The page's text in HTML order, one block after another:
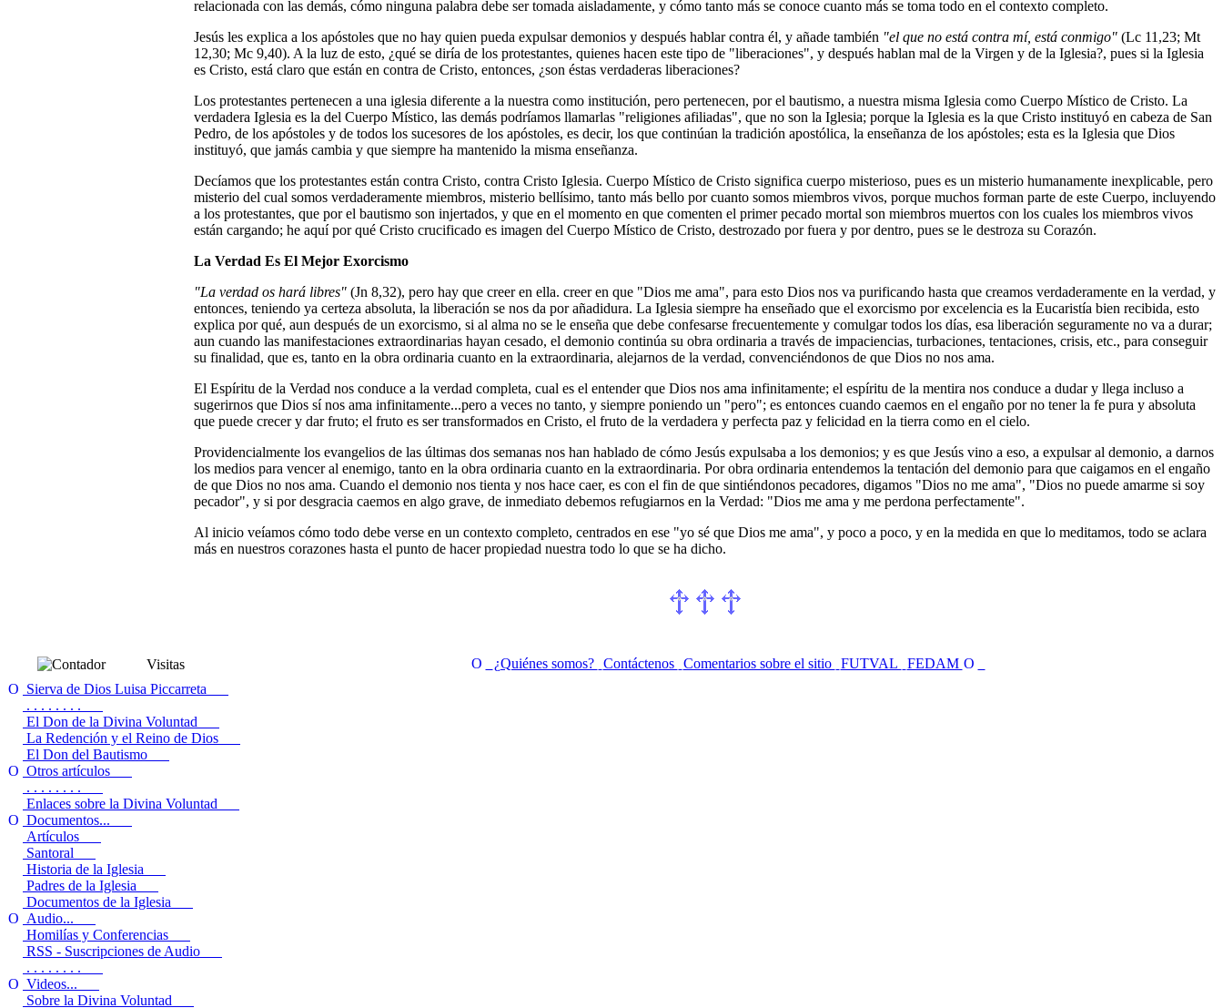
relacionada con las demás, cómo ninguna palabra debe ser tomada aisladamente, y cómo tanto más se conoce cuanto más se toma todo en el contexto completo.
Jesús les explica a los apóstoles que no hay quien pueda expulsar demonios y después hablar contra él, y añade también "el que no está contra mí, está conmigo" (Lc 11,23; Mt
12,30; Mc 9,40). A la luz de esto, ¿qué se diría de los protestantes, quienes hacen este tipo de "liberaciones", y después hablan mal de la Virgen y de la Iglesia?, pues si la Iglesia
es Cristo, está claro que están en contra de Cristo, entonces, ¿son éstas verdaderas liberaciones?
Los protestantes pertenecen a una iglesia diferente a la nuestra como institución, pero pertenecen, por el bautismo, a nuestra misma Iglesia como Cuerpo Místico de Cristo. La
verdadera Iglesia es la del Cuerpo Místico, las demás podríamos llamarlas "religiones afiliadas", que no son la Iglesia; porque la Iglesia es la que Cristo instituyó en cabeza de San
Pedro, de los apóstoles y de todos los sucesores de los apóstoles, es decir, los que continúan la tradición apostólica, la enseñanza de los apóstoles; esta es la Iglesia que Dios
instituyó, que jamás cambia y que siempre ha mantenido la misma enseñanza.
Decíamos que los protestantes están contra Cristo, contra Cristo Iglesia. Cuerpo Místico de Cristo significa cuerpo misterioso, pues es un misterio humanamente inexplicable, pero
misterio del cual somos verdaderamente miembros, misterio bellísimo, tanto más bello por cuanto somos miembros vivos, porque muchos forman parte de este Cuerpo, incluyendo
a los protestantes, que por el bautismo son injertados, y que en el momento en que comenten el primer pecado mortal son miembros muertos con los cuales los miembros vivos
están cargando; he aquí por qué Cristo crucificado es imagen del Cuerpo Místico de Cristo, destrozado por fuera y por dentro, pues se le destroza su Corazón.
La Verdad Es El Mejor Exorcismo
"La verdad os hará libres" (Jn 8,32), pero hay que creer en ella. creer en que "Dios me ama", para esto Dios nos va purificando hasta que creamos verdaderamente en la verdad, y
entonces, teniendo ya certeza absoluta, la liberación se nos da por añadidura. La Iglesia siempre ha enseñado que el exorcismo por excelencia es la Eucaristía bien recibida, esto
explica por qué, aun después de un exorcismo, si al alma no se le enseña que debe confesarse frecuentemente y comulgar todos los días, esa liberación seguramente no va a durar;
aun cuando las manifestaciones extraordinarias hayan cesado, el demonio continúa su obra ordinaria a través de impaciencias, turbaciones, tentaciones, crisis, etc., para conseguir
su finalidad, que es, tanto en la obra ordinaria cuanto en la extraordinaria, alejarnos de la verdad, convenciéndonos de que Dios no nos ama.
El Espíritu de la Verdad nos conduce a la verdad completa, cual es el entender que Dios nos ama infinitamente; el espíritu de la mentira nos conduce a dudar y llega incluso a
sugerirnos que Dios sí nos ama infinitamente...pero a veces no tanto, y siempre poniendo un "pero"; es entonces cuando caemos en el engaño por no tener la fe pura y absoluta
que puede crecer y dar fruto; el fruto es ser transformados en Cristo, el fruto de la verdadera y perfecta paz y felicidad en la tierra como en el cielo.
Providencialmente los evangelios de las últimas dos semanas nos han hablado de cómo Jesús expulsaba a los demonios; y es que Jesús vino a eso, a expulsar al demonio, a darnos
los medios para vencer al enemigo, tanto en la obra ordinaria cuanto en la extraordinaria. Por obra ordinaria entendemos la tentación del demonio para que caigamos en el engaño
de que Dios no nos ama. Cuando el demonio nos tienta y nos hace caer, es con el fin de que sintiéndonos pecadores, digamos "Dios no me ama", "Dios no puede amarme si soy
pecador", y si por desgracia caemos en algo grave, de inmediato debemos refugiarnos en la Verdad: "Dios me ama y me perdona perfectamente".
Al inicio veíamos cómo todo debe verse en un contexto completo, centrados en ese "yo sé que Dios me ama", y poco a poco, y en la medida en que lo meditamos, todo se aclara
más en nuestros corazones hasta el punto de hacer propiedad nuestra todo lo que se ha dicho.
Visitas ¿Quiénes somos? Contáctenos Comentarios sobre el sitio FUTVAL
FEDAM
Sierva de Dios Luisa Piccarreta
. . . . . . . .
El Don de la Divina Voluntad
La Redención y el Reino de Dios
El Don del Bautismo
Otros artículos
. . . . . . . .
Enlaces sobre la Divina Voluntad
Documentos...
Artículos
Santoral
Historia de la Iglesia
Padres de la Iglesia
Documentos de la Iglesia
Audio...
Homilías y Conferencias
RSS - Suscripciones de Audio
. . . . . . . .
Videos...
Sobre la Divina Voluntad